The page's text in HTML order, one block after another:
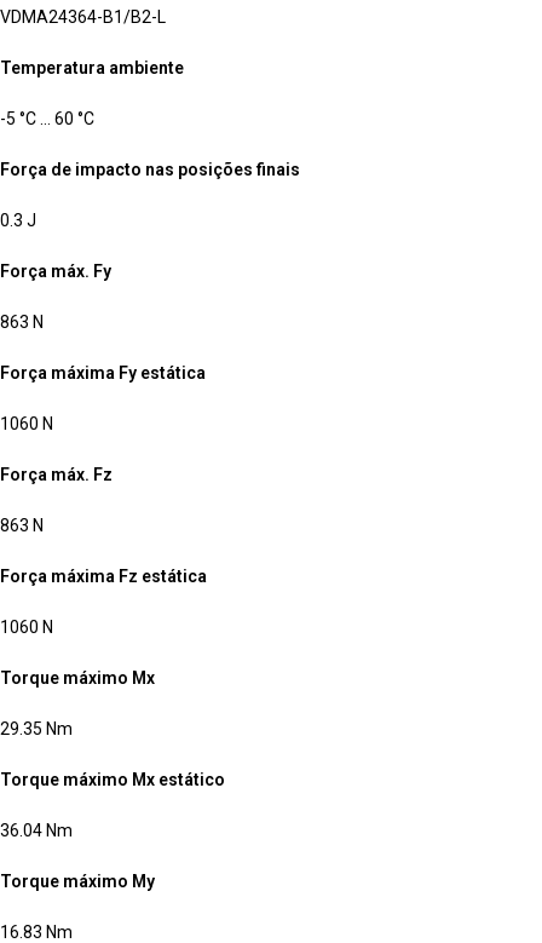
VDMA24364-B1/B2-L
Temperatura ambiente
-5 °C … 60 °C
Força de impacto nas posições finais
0.3 J
Força máx. Fy
863 N
Força máxima Fy estática
1060 N
Força máx. Fz
863 N
Força máxima Fz estática
1060 N
Torque máximo Mx
29.35 Nm
Torque máximo Mx estático
36.04 Nm
Torque máximo My
16.83 Nm